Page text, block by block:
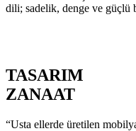
dili; sadelik, denge ve güçlü
TASARIM
ZANAAT
“Usta ellerde üretilen